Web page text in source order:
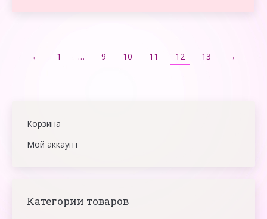
← 1 … 9 10 11 12 13 →
Корзина
Мой аккаунт
Категории товаров